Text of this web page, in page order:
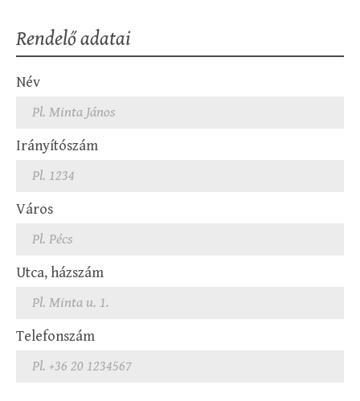
Rendelő adatai
Név
Irányítószám
Város
Utca, házszám
Telefonszám